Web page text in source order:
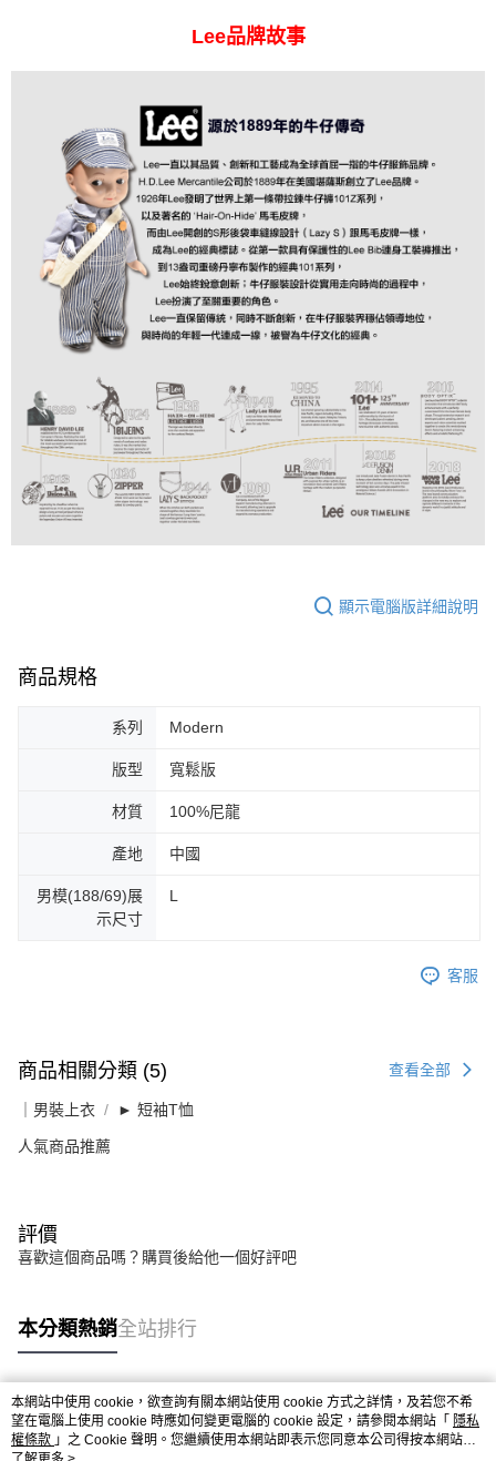
Lee品牌故事
顯示電腦版詳細說明
商品規格
系列 Modern
版型 寬鬆版
材質 100%尼龍
產地 中國
男模(188/69)展
示尺寸
L
客服
商品相關分類 (5) 查看全部
｜男裝上衣 ► 短袖T恤
人氣商品推薦
評價
喜歡這個商品嗎？購買後給他一個好評吧
本分類熱銷全站排行
熱門標籤
本網站中使用 cookie，欲查詢有關本網站使用 cookie 方式之詳情，及若您不希
望在電腦上使用 cookie 時應如何變更電腦的 cookie 設定，請參閱本網站「 隱私
權條款 」之 Cookie 聲明。您繼續使用本網站即表示您同意本公司得按本網站使